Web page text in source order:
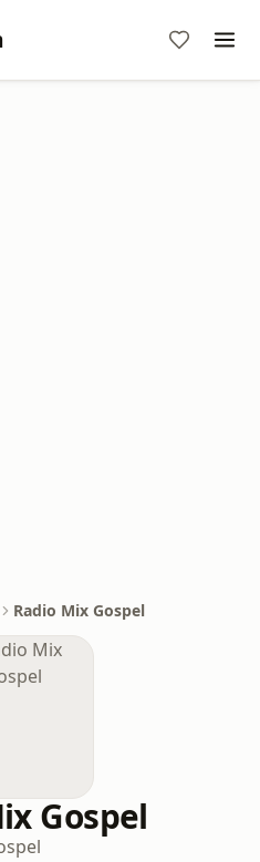
Radio Mix Gospel
Gospel